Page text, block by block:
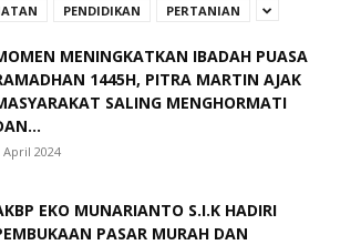
PENDIDIKAN PERTANIAN
MENINGKATKAN IBADAH PUASA
1445H, PITRA MARTIN AJAK
SALING MENGHORMATI
April 2024
EKO MUNARIANTO S.I.K HADIRI
PASAR MURAH DAN